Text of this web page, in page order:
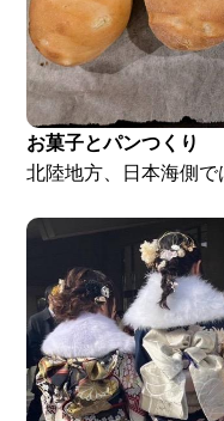
お菓子とパンつくり
北陸地方、日本海側